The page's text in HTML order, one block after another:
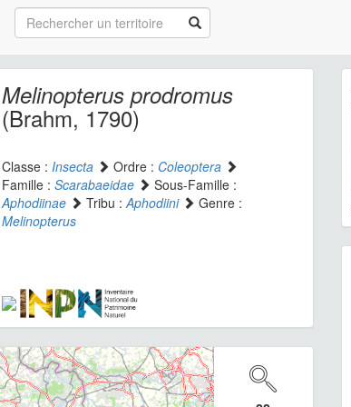
Melinopterus prodromus
(Brahm, 1790)
Classe : Insecta Ordre : Coleoptera
Famille : Scarabaeidae
Sous-Famille :
Aphodiinae
Tribu :Aphodiini
Genre :
Melinopterus